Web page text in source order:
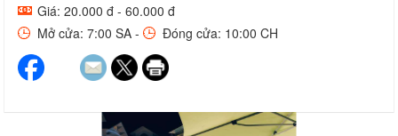
Giá: 20.000 đ - 60.000 đ
Mở cửa: 7:00 SA -
Đóng cửa: 10:00 CH